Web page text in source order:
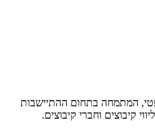
כיועץ משפטי, המתמחה בתחום ההתיישבות
קיבוצים וחברי קיבוצים.